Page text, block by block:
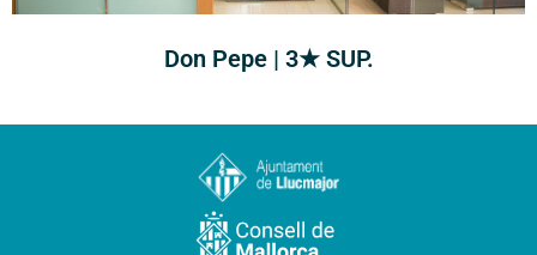
Don Pepe | 3★ SUP.